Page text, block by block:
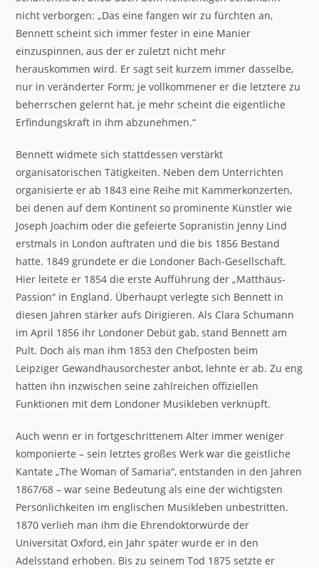
nicht verborgen: „Das eine fangen wir zu fürchten an,
Bennett scheint sich immer fester in eine Manier
einzuspinnen, aus der er zuletzt nicht mehr
herauskommen wird. Er sagt seit kurzem immer dasselbe,
nur in veränderter Form; je vollkommener er die letztere zu
beherrschen gelernt hat, je mehr scheint die eigentliche
Erfindungskraft in ihm abzunehmen.“
Bennett widmete sich stattdessen verstärkt
organisatorischen Tätigkeiten. Neben dem Unterrichten
organisierte er ab 1843 eine Reihe mit Kammerkonzerten,
bei denen auf dem Kontinent so prominente Künstler wie
Joseph Joachim oder die gefeierte Sopranistin Jenny Lind
erstmals in London auftraten und die bis 1856 Bestand
hatte. 1849 gründete er die Londoner Bach-Gesellschaft.
Hier leitete er 1854 die erste Aufführung der „Matthäus-
Passion“ in England. Überhaupt verlegte sich Bennett in
diesen Jahren stärker aufs Dirigieren. Als Clara Schumann
im April 1856 ihr Londoner Debüt gab, stand Bennett am
Pult. Doch als man ihm 1853 den Chefposten beim
Leipziger Gewandhausorchester anbot, lehnte er ab. Zu eng
hatten ihn inzwischen seine zahlreichen offiziellen
Funktionen mit dem Londoner Musikleben verknüpft.
Auch wenn er in fortgeschrittenem Alter immer weniger
komponierte – sein letztes großes Werk war die geistliche
Kantate „The Woman of Samaria“, entstanden in den Jahren
1867/68 – war seine Bedeutung als eine der wichtigsten
Persönlichkeiten im englischen Musikleben unbestritten.
1870 verlieh man ihm die Ehrendoktorwürde der
Universität Oxford, ein Jahr später wurde er in den
Adelsstand erhoben. Bis zu seinem Tod 1875 setzte er